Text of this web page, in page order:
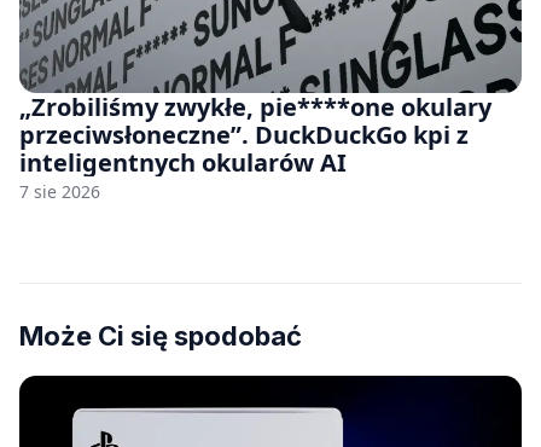
„Zrobiliśmy zwykłe, pie****one okulary
przeciwsłoneczne”. DuckDuckGo kpi z
inteligentnych okularów AI
7 sie 2026
Może Ci się spodobać